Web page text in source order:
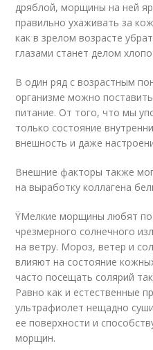
дряблой, морщины на ней
правильно ухаживать за
как в зрелом возрасте
глазами станет делом
В один ряд с возрастным
организме можно
питание. От того, что мы
только состояние
внешность и даже
Внешние факторы также
на выработку коллагена
ŸМелкие морщины любят
чрезмерного солнечного
на ветру. Мороз, ветер и
влияют на состояние
часто посещать солярий
Равно как и естественные
ультрафиолет нещадно
ее поверхности и
морщин.